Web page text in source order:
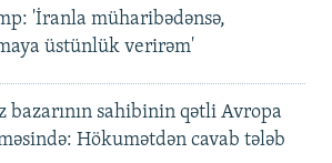
'İranla müharibədənsə,
üstünlük verirəm'
bazarının sahibinin qətli Avropa
Hökumətdən cavab tələb